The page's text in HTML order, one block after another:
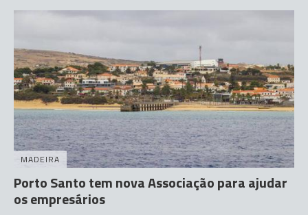
MADEIRA
Porto Santo tem nova Associação para ajudar
os empresários